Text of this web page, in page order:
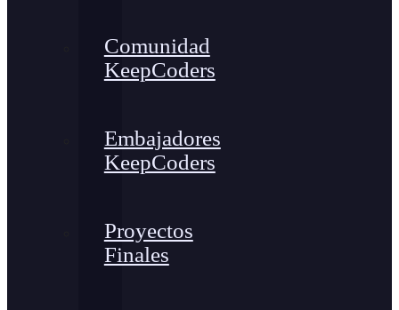
Comunidad
KeepCoders
Embajadores
KeepCoders
Proyectos
Finales